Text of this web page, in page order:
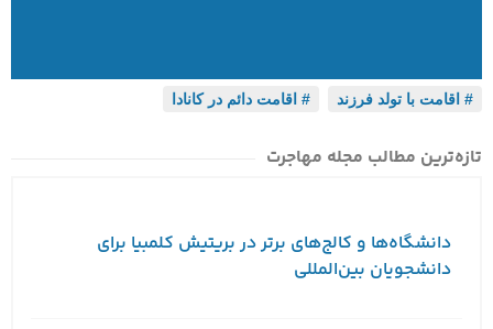
اقامت با تولد فرزند اقامت دائم در کانادا
تازه‌ترین مطالب مجله مهاجرت
دانشگاه‌ها و کالج‌های برتر در بریتیش کلمبیا برای
دانشجویان بین‌المللی